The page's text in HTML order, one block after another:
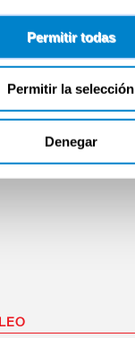
Permitir todas
Permitir la selección
Denegar